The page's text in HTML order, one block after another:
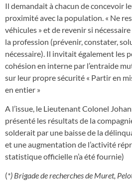
Il demandait à chacun de concevoir
proximité avec la population. « Ne
véhicules » et de revenir si
la profession (prévenir, constater,
nécessaire). Il invitait également les
cohésion en interne par l’entraide
sur leur propre sécurité « Partir en
en entier »
A l’issue, le Lieutenant Colonel
présenté les résultats de la
solderait par une baisse de la
et une augmentation de l’activité
statistique officielle n’a été fournie)
(*) Brigade de recherches de Muret,